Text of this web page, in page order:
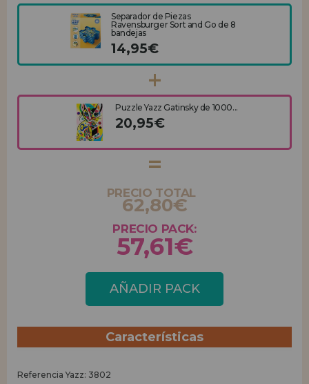
Separador de Piezas
Ravensburger Sort and Go de 8
bandejas
14,95€
Puzzle Yazz Gatinsky de 1000...
20,95€
PRECIO TOTAL
62,80€
PRECIO PACK:
57,61€
AÑADIR PACK
Características
Referencia Yazz: 3802